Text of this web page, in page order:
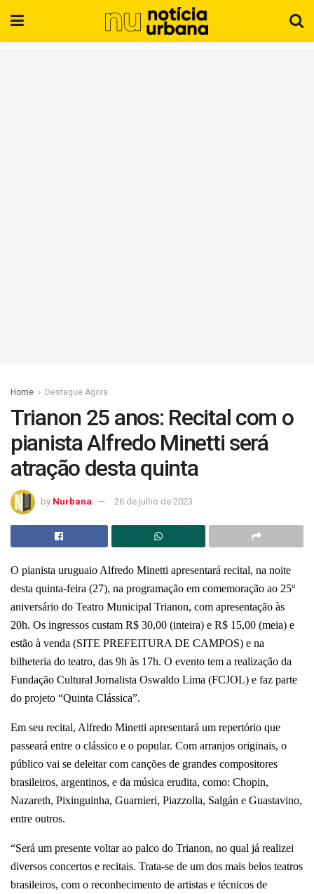
Home Destaque Agora
Trianon 25 anos: Recital com o
pianista Alfredo Minetti será
atração desta quinta
by Nurbana 26 de julho de 2023
O pianista uruguaio Alfredo Minetti apresentará recital, na noite
desta quinta-feira (27), na programação em comemoração ao 25º
aniversário do Teatro Municipal Trianon, com apresentação às
20h. Os ingressos custam R$ 30,00 (inteira) e R$ 15,00 (meia) e
estão à venda (SITE PREFEITURA DE CAMPOS) e na
bilheteria do teatro, das 9h às 17h. O evento tem a realização da
Fundação Cultural Jornalista Oswaldo Lima (FCJOL) e faz parte
do projeto “Quinta Clássica”.
Em seu recital, Alfredo Minetti apresentará um repertório que
passeará entre o clássico e o popular. Com arranjos originais, o
público vai se deleitar com canções de grandes compositores
brasileiros, argentinos, e da música erudita, como: Chopin,
Nazareth, Pixinguinha, Guarnieri, Piazzolla, Salgán e Guastavino,
entre outros.
“Será um presente voltar ao palco do Trianon, no qual já realizei
diversos concertos e recitais. Trata-se de um dos mais belos teatros
brasileiros, com o reconhecimento de artistas e técnicos de